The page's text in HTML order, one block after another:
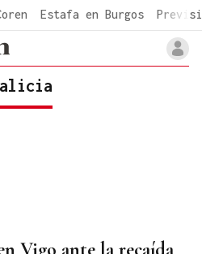
Estafa en Burgos